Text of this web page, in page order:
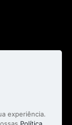
experiência.